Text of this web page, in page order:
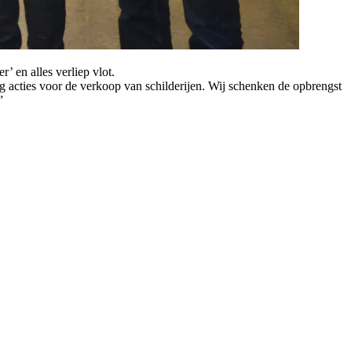
en alles verliep vlot.
acties voor de verkoop van schilderijen. Wij schenken de opbrengst